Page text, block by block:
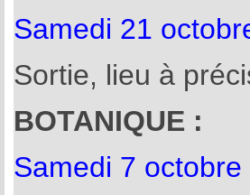
Samedi 21
Sortie, lieu à
BOTANIQUE :
Samedi 7 octobre